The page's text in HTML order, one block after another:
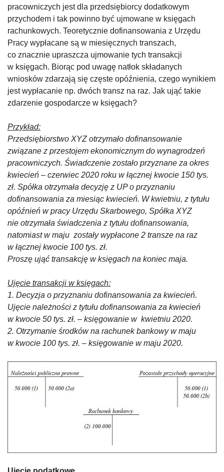
pracowniczych jest dla przedsiębiorcy dodatkowym
przychodem i tak powinno być ujmowane w księgach
rachunkowych. Teoretycznie dofinansowania z Urzędu
Pracy wypłacane są w miesięcznych transzach,
co znacznie upraszcza ujmowanie tych transakcji
w księgach. Biorąc pod uwagę natłok składanych
wniosków zdarzają się częste opóźnienia, czego wynikiem
jest wypłacanie np. dwóch transz na raz. Jak ująć takie
zdarzenie gospodarcze w księgach?
Przykład:
Przedsiębiorstwo XYZ otrzymało dofinansowanie
związane z przestojem ekonomicznym do wynagrodzeń
pracowniczych. Świadczenie zostało przyznane za okres
kwiecień – czerwiec 2020 roku w łącznej kwocie 150 tys.
zł. Spółka otrzymała decyzję z UP o przyznaniu
dofinansowania za miesiąc kwiecień. W kwietniu, z tytułu
opóźnień w pracy Urzędu Skarbowego, Spółka XYZ
nie otrzymała świadczenia z tytułu dofinansowania,
natomiast w maju zostały wypłacone 2 transze na raz
w łącznej kwocie 100 tys. zł.
Proszę ująć transakcję w księgach na koniec maja.
Ujęcie transakcji w księgach:
1. Decyzja o przyznaniu dofinansowania za kwiecień.
Ujęcie należności z tytułu dofinansowania za kwiecień
w kwocie 50 tys. zł. – księgowanie w kwietniu 2020.
2. Otrzymanie środków na rachunek bankowy w maju
w kwocie 100 tys. zł. – księgowanie w maju 2020.